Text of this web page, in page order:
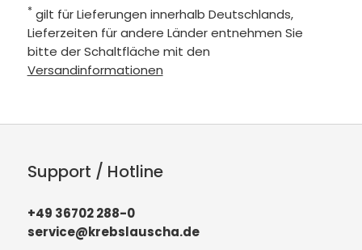
* gilt für Lieferungen innerhalb Deutschlands,
Lieferzeiten für andere Länder entnehmen Sie
bitte der Schaltfläche mit den
Versandinformationen
Support / Hotline
+49 36702 288-0
service@krebslauscha.de